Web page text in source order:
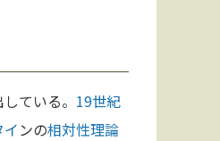
ている。 19世紀
インの相対性理論